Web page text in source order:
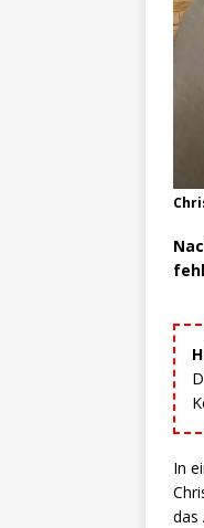
In
das